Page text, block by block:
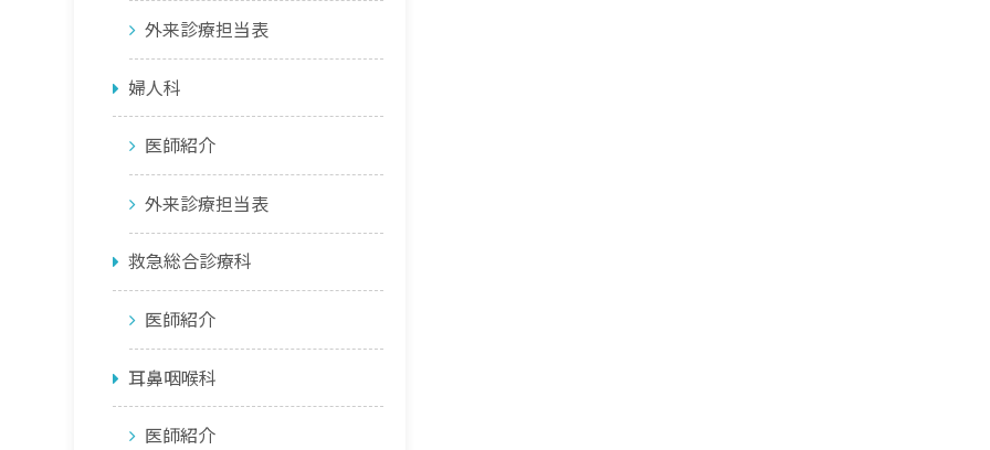
外来診療担当表
婦人科
医師紹介
外来診療担当表
救急総合診療科
医師紹介
耳鼻咽喉科
医師紹介